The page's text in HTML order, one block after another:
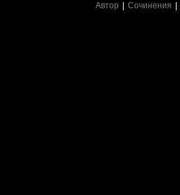
Автор Сочинения